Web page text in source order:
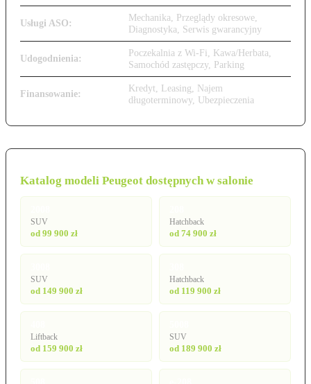
Usługi ASO:
Mechanika, Przeglądy okresowe,
Diagnostyka, Serwis gwarancyjny
Udogodnienia:
Poczekalnia z Wi-Fi, Kawa/Herbata,
Samochód zastępczy, Parking
Finansowanie:
Kredyt, Leasing, Najem
długoterminowy, Ubezpieczenia
Katalog modeli Peugeot dostępnych w salonie
SUV
od 99 900 zł
Hatchback
od 74 900 zł
SUV
od 149 900 zł
Hatchback
od 119 900 zł
Liftback
od 159 900 zł
SUV
od 189 900 zł